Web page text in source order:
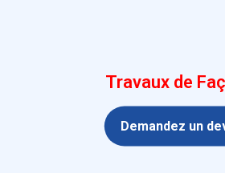
Travaux de
Demandez un